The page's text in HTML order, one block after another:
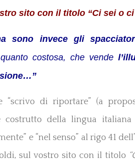
sito con il titolo “Ci sei o ci
sono invece gli
costosa, che vende
“scrivo di riportare” (a
costrutto della lingua italiana
e “nel senso” al rigo 41
sul vostro sito con il titolo